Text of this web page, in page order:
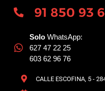
91 850 93
Solo WhatsApp:
627 47 22 25
603 62 96 76
CALLE ESCOFINA, 5 -